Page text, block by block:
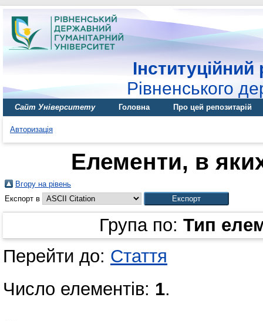
Інституційний
Рівненського
Сайт Університету Головна Про цей репозитарій
Авторизація
Елементи, в
Вгору на рівень
Експорт в
Група по: Тип
Перейти до: Стаття
Число елементів: 1.